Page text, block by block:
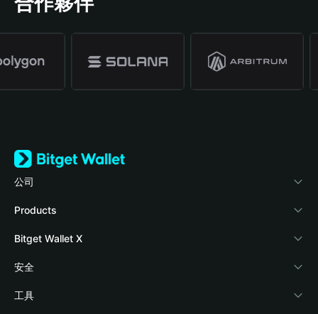
公司
關於 Bitget Wallet
部落格
學院
加密資訊
Products
Crypto Card
Stablecoin Earn
Payfi Crypto
Bitget Wallet X
開發者文件
連接錢包
安全
風險保障基金
工具